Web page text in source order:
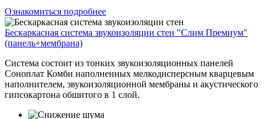
Ознакомиться подробнее
Бескаркасная система звукоизоляции стен "Слим Премиум"
(панель+мембрана)
Система состоит из тонких звукоизоляционных панелей
Соноплат Комби наполненных мелкодисперсным кварцевым
наполнителем, звукоизоляционной мембраны и акустического
гипсокартона обшитого в 1 слой.